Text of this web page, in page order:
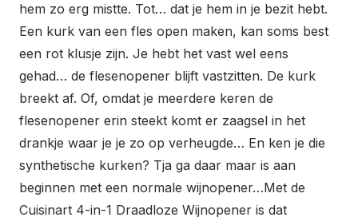
hem zo erg mistte. Tot… dat je hem in je bezit hebt.
Een kurk van een fles open maken, kan soms best
een rot klusje zijn. Je hebt het vast wel eens
gehad… de flesenopener blijft vastzitten. De kurk
breekt af. Of, omdat je meerdere keren de
flesenopener erin steekt komt er zaagsel in het
drankje waar je je zo op verheugde… En ken je die
synthetische kurken? Tja ga daar maar is aan
beginnen met een normale wijnopener…Met de
Cuisinart 4-in-1 Draadloze Wijnopener is dat